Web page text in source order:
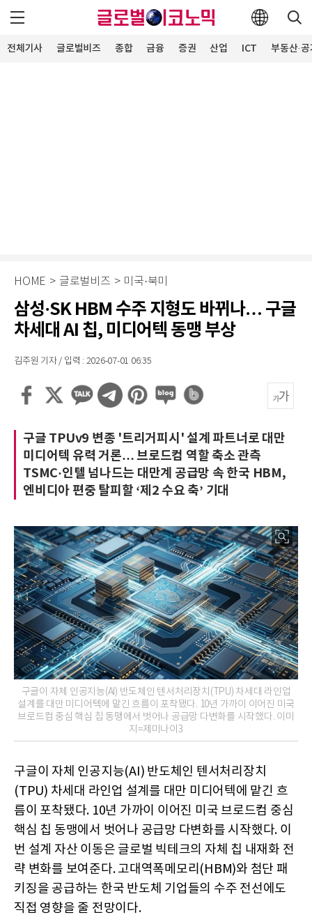
전체기사 글로벌비즈 종합 금융 증권 산업 ICT 부동산·
HOME > 글로벌비즈 > 미국·북미
삼성·SK HBM 수주 지형도 바뀌나… 구글
차세대 AI 칩, 미디어텍 동맹 부상
김주원 기자 / 입력 : 2026-07-01 06:35
구글 TPUv9 변종 '트리거피시' 설계 파트너로 대만
미디어텍 유력 거론… 브로드컴 역할 축소 관측
TSMC·인텔 넘나드는 대만계 공급망 속 한국 HBM,
엔비디아 편중 탈피할 ‘제2 수요 축’ 기대
구글이 자체 인공지능(AI) 반도체인 텐서처리장치(TPU) 차세대 라인업
설계를 대만 미디어텍에 맡긴 흐름이 포착됐다. 10년 가까이 이어진 미국
브로드컴 중심 핵심 칩 동맹에서 벗어나 공급망 다변화를 시작했다. 이미
지=제미나이3
구글이 자체 인공지능(AI) 반도체인 텐서처리장치
(TPU) 차세대 라인업 설계를 대만 미디어텍에 맡긴 흐
름이 포착됐다. 10년 가까이 이어진 미국 브로드컴 중심
핵심 칩 동맹에서 벗어나 공급망 다변화를 시작했다. 이
번 설계 자산 이동은 글로벌 빅테크의 자체 칩 내재화 전
략 변화를 보여준다. 고대역폭메모리(HBM)와 첨단 패
키징을 공급하는 한국 반도체 기업들의 수주 전선에도
직접 영향을 줄 전망이다.